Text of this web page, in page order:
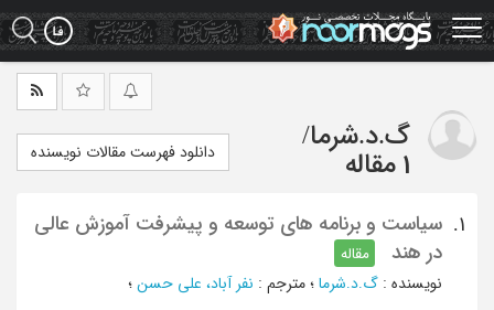
Skip
to
main
گ.د.شرما/
1 مقاله
دانلود فهرست مقالات نویسنده
1.
سیاست و برنامه های توسعه و پیشرفت آموزش عالی
در هند
مقاله
نویسنده : گ.د.شرما ؛ مترجم : نفر آباد، علی حسن ؛